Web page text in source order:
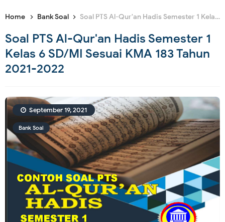
Home Bank Soal Soal PTS Al-Qur'an Hadis Semester 1 Kelas 6 SD/MI Sesuai KMA 183 Tahun 2021-2022
Soal PTS Al-Qur'an Hadis Semester 1
Kelas 6 SD/MI Sesuai KMA 183 Tahun
2021-2022
Bank Soal
September 19, 2021